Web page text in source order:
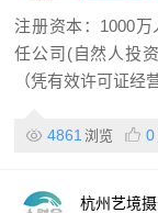
注册资本：1000
任公司(自然人投
（凭有效许可证经
4861 浏览 0
杭州艺境